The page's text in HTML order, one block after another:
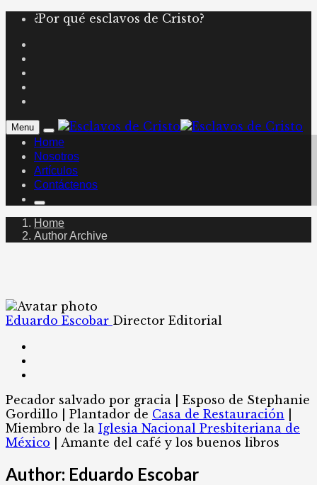
¿Por qué esclavos de Cristo?
Menu
Home
Nosotros
Artículos
Contáctenos
Home
Author Archive
Eduardo Escobar Director Editorial
Pecador salvado por gracia | Esposo de Stephanie
Gordillo | Plantador de Casa de Restauración
Miembro de la Iglesia Nacional Presbiteriana de
México | Amante del café y los buenos libros
Author: Eduardo Escobar